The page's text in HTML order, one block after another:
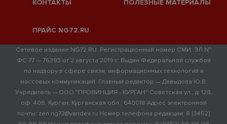
КОНТАКТЫ ПОЛЕЗНЫЕ МАТЕРИАЛЫ
ПРАЙС NG72.RU
Сетевое издание NG72.RU. Регистрационный номер СМИ: ЭЛ №
ФС 77 — 76393 от 2 августа 2019 г. Выдан Федеральной службой
по надзору в сфере связи, информационных технологий и
массовых коммуникаций. Главный редактор — Давыдова Ю.В.
Учредитель — ООО "ПРОВИНЦИЯ - КУРГАН" Советская ул., д. 128,
оф. 406, Курган, Курганская обл., 640018 Адрес электронной
почты: zen.ng72@yandex.ru Номер телефона редакции: 8 (3452)